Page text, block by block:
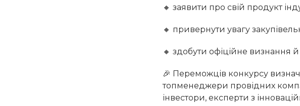
🔸 заявити про свій продукт
🔸 привернути увагу
🔸 здобути офіційне визнання
🎉 Переможців конкурсу
топменеджери провідних
інвестори, експерти з